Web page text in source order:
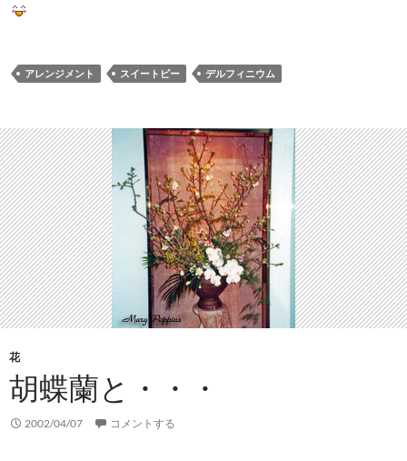
アレンジメント スイートピー デルフィニウム
花
胡蝶蘭と・・・
2002/04/07 コメントする